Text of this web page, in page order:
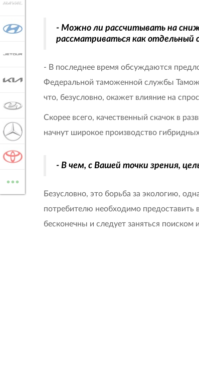
- Можно ли рассчитывать на
рассматриваться как отдельный
- В последнее время обсуждаются
Федеральной таможенной службы
что, безусловно, окажет влияние на
Скорее всего, качественный скачок в
начнут широкое производство
- В чем, с Вашей точки зрения,
Безусловно, это борьба за экологию,
потребителю необходимо предоставить
бесконечны и следует заняться поиском
HYUNDAI
MERCEDES-BENZ
...